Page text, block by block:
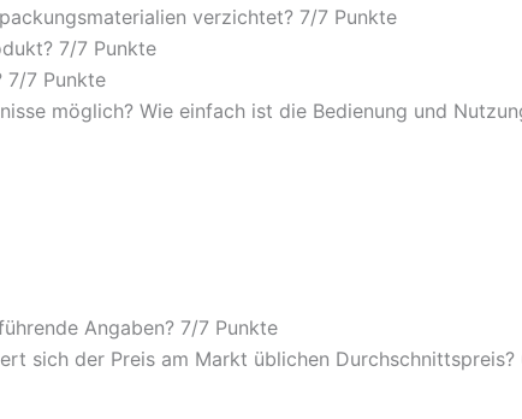
verzichtet? 7/7 Punkte
7/7 Punkte
7/7 Punkte
möglich? Wie einfach ist die Bedienung und
Angaben? 7/7 Punkte
sich der Preis am Markt üblichen Durchschnittspreis?